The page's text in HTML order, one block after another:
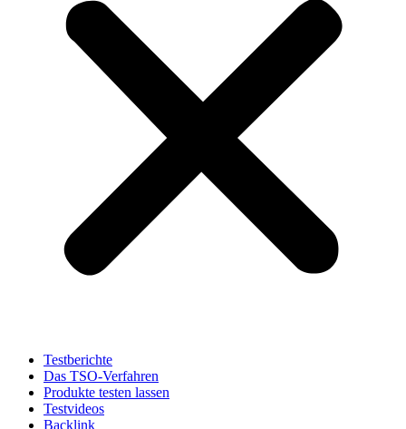
Testberichte
Das TSO-Verfahren
Produkte testen lassen
Testvideos
Backlink